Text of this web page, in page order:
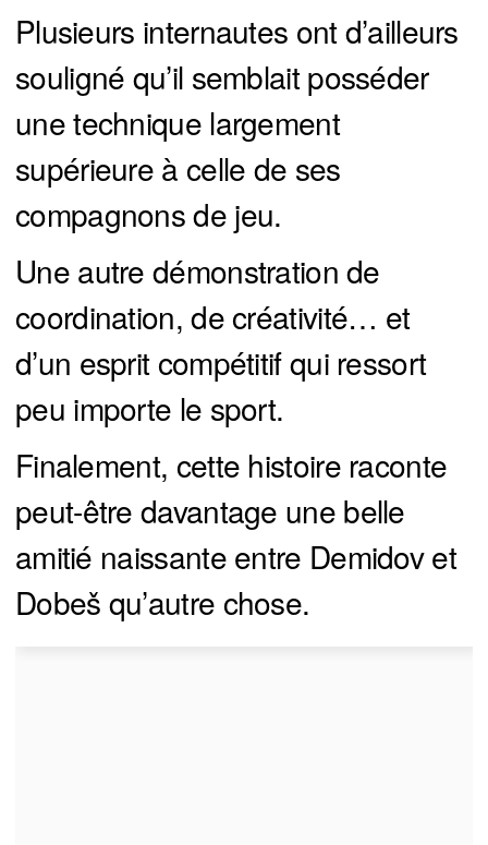
Plusieurs internautes ont d’ailleurs
souligné qu’il semblait posséder
une technique largement
supérieure à celle de ses
compagnons de jeu.
Une autre démonstration de
coordination, de créativité… et
d’un esprit compétitif qui ressort
peu importe le sport.
Finalement, cette histoire raconte
peut-être davantage une belle
amitié naissante entre Demidov et
Dobeš qu’autre chose.